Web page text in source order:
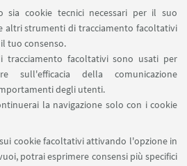
sia cookie tecnici necessari per il suo
altri strumenti di tracciamento facoltativi
tuo consenso.
facoltativi sono usati per
sull'efficacia della comunicazione
degli utenti.
la navigazione solo con i cookie
cookie facoltativi attivando l'opzione in
potrai esprimere consensi più specifici
a cura di Fabio Biondi e
47 ... 124